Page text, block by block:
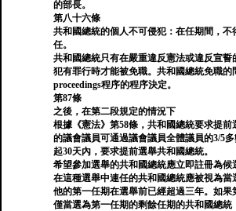
的部長。
第八十六條
共和國總統的個人不可侵犯：在任期間，不
任。
共和國總統只有在嚴重違反憲法或違反宣誓
犯有罪行時才能被免職。共和國總統免職的
proceedings程序的程序決定。
第87條
之後，在第二段規定的情況下
根據《憲法》第58條，共和國總統要求提
的議會議員可通過議會議員全體議員的3/5
起30天內，要求提前選舉共和國總統。
希望參加選舉的共和國總統應立即註冊為候
在這種選舉中連任的共和國總統應被視為當
他的第一任期在選舉前已經超過三年。如果
僅當選為第一任期的剩餘任期的共和國總統